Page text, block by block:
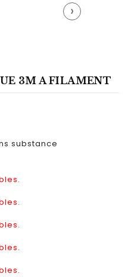
›
3M A FILAMENT
substance